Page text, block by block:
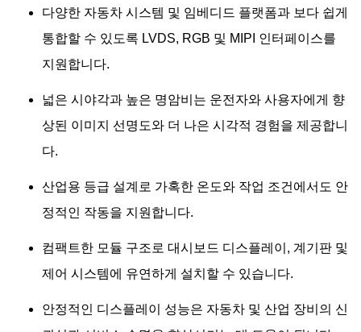
다양한 자동차 시스템 및 임베디드 플랫폼과 보다 쉽게
​​통합할 수 있도록 LVDS, RGB 및 MIPI 인터페이스를
지원합니다.
넓은 시야각과 높은 명암비는 운전자와 사용자에게 향
상된 이미지 선명도와 더 나은 시각적 경험을 제공합니
다.
산업용 등급 설계로 가혹한 온도와 작업 조건에서도 안
정적인 작동을 지원합니다.
컴팩트한 모듈 구조로 대시보드 디스플레이, 계기판 및
제어 시스템에 유연하게 설치할 수 있습니다.
안정적인 디스플레이 성능은 자동차 및 산업 장비의 신